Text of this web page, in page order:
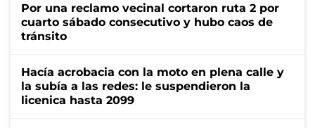
Por una reclamo vecinal cortaron ruta 2 por
cuarto sábado consecutivo y hubo caos de
tránsito
Hacía acrobacia con la moto en plena calle y
la subía a las redes: le suspendieron la
licenica hasta 2099